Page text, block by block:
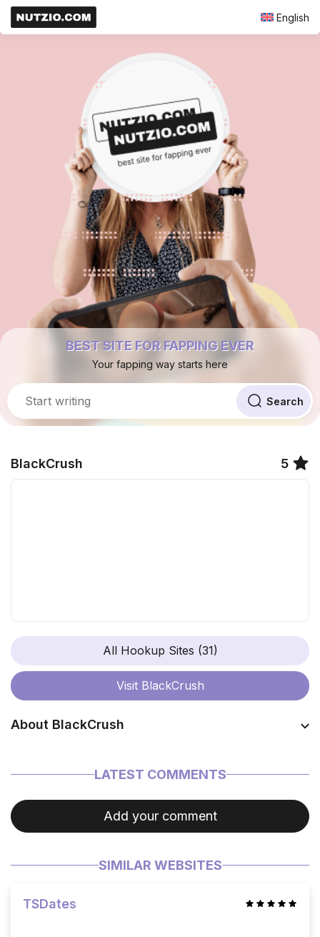
English
BEST SITE FOR FAPPING EVER
Your fapping way starts here
BlackCrush 5
All Hookup Sites (31)
Visit BlackCrush
About BlackCrush
LATEST COMMENTS
Add your comment
SIMILAR WEBSITES
TSDates